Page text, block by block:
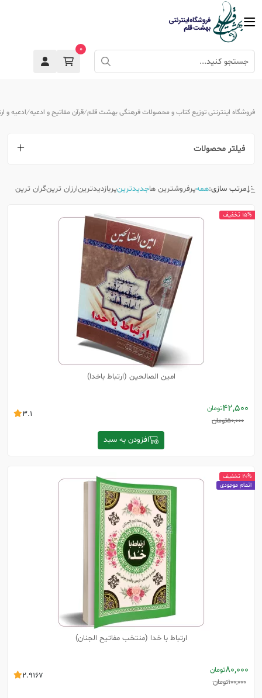
0
فروشگاه اینترنتی توزیع کتاب و محصولات فرهنگی بهشت قلم قرآن مفاتیح و ادعیه ادعیه و
فیلتر محصولات
مرتب سازی:همهپرفروشترین هاجدیدترینپربازدیدترینارزان ترینگران ترین
امین الصالحین (ارتباط باخدا)
42,500تومان
50,000تومان
3.1
افزودن به سبد
15% تخفیف
ارتباط با خدا (منتخب مفاتیح الجنان)
80,000تومان
100,000تومان
2.9167
20% تخفیف
اتمام موجودی